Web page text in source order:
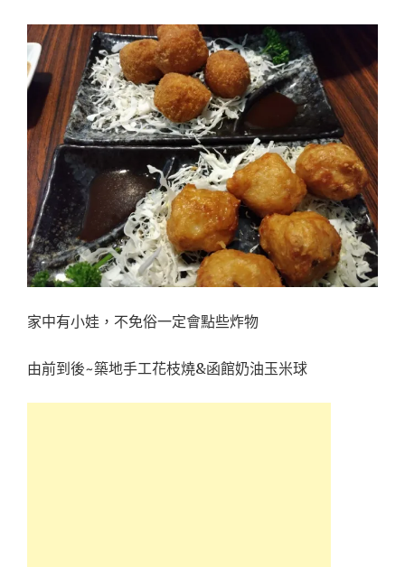
家中有小娃，不免俗一定會點些炸物
由前到後~築地手工花枝燒&函館奶油玉米球